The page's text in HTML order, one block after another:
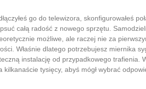
go do telewizora, skonfigurowałeś
całą radość z nowego sprzętu.
możliwe, ale raczej nie za
Właśnie dlatego potrzebujesz miernika
instalację od przypadkowego trafienia.
tysięcy, abyś mógł wybrać